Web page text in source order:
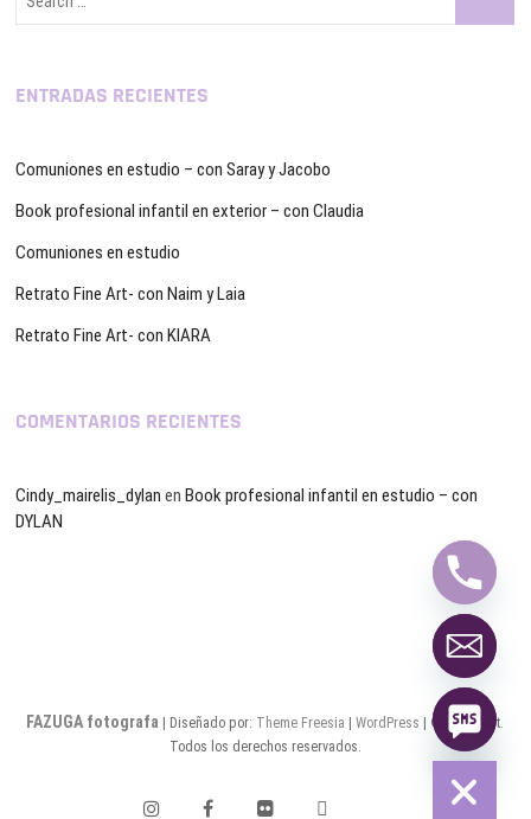
ENTRADAS RECIENTES
Comuniones en estudio – con Saray y Jacobo
Book profesional infantil en exterior – con Claudia
Comuniones en estudio
Retrato Fine Art- con Naim y Laia
Retrato Fine Art- con KIARA
COMENTARIOS RECIENTES
Cindy_mairelis_dylan enBook profesional infantil en estudio – con
DYLAN
FAZUGA fotografa | Diseñado por: Theme Freesia |WordPress
| © Copyright.
Todos los derechos reservados.
instagramfacebookflickr
H
i
c
h
a
t
y